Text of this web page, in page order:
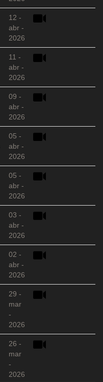
12 -
abr -
2026
11 -
abr -
2026
09 -
abr -
2026
05 -
abr -
2026
05 -
abr -
2026
03 -
abr -
2026
02 -
abr -
2026
29 -
mar
-
2026
26 -
mar
-
2026